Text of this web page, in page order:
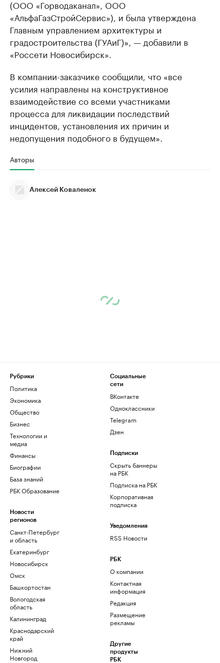
(ООО «Горводаканал», ООО
«АльфаГазСтройСервис»), и была утверждена
Главным управлением архитектуры и
градостроительства (ГУАиГ)», — добавили в
«Россети Новосибирск».
В компании-заказчике сообщили, что «все
усилия направлены на конструктивное
взаимодействие со всеми участниками
процесса для ликвидации последствий
инцидентов, установления их причин и
недопущения подобного в будущем».
Авторы
Алексей Коваленок
Рубрики
Политика
Экономика
Общество
Бизнес
Технологии и
медиа
Финансы
Биографии
База знаний
РБК Образование
Новости
регионов
Санкт-Петербург
и область
Екатеринбург
Новосибирск
Омск
Башкортостан
Вологодская
область
Калининград
Краснодарский
край
Нижний
Новгород
Социальные
сети
ВКонтакте
Одноклассники
Telegram
Дзен
Подписки
Скрыть баннеры
на РБК
Подписка на РБК
Корпоративная
подписка
Уведомления
RSS Новости
РБК
О компании
Контактная
информация
Редакция
Размещение
рекламы
Другие
продукты
РБК